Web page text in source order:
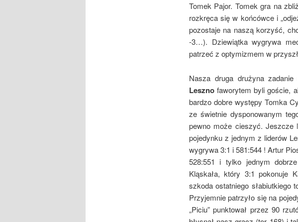
Tomek Pajor. Tomek gra na
rozkręca się w końcówce i
pozostaje na naszą korzyść,
-3…). Dziewiątka wygrywa
patrzeć z optymizmem w
Nasza druga drużyna
Lesznofaworytem byli goście,
bardzo dobre występy Tomka
ze świetnie dysponowanym
pewno może cieszyć. Jeszcze
pojedynku z jednym z liderów
wygrywa 3:1 i 581:544 ! Artur
528:551 i tylko jednym
Kląskała, który 3:1 pokonuje
szkoda ostatniego słabiutkiego
Przyjemnie patrzyło się na
„Piciu” punktował przez 90